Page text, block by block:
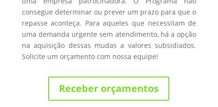
consegue determinar ou prever um prazo para que o
repasse aconteça. Para aqueles que necessitam de
uma demanda urgente sem atendimento, há a opção
na aquisição dessas mudas a valores subsidiados.
Solicite um orçamento com nossa equipe!
Receber orçamentos